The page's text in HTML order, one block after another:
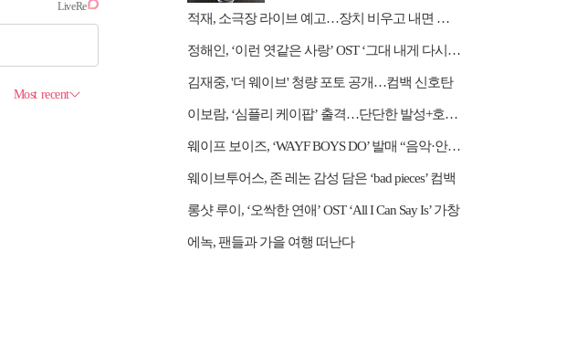
적재, 소극장 라이브 예고…장치 비우고 내면 채운다
정해인, ‘이런 엿같은 사랑’ OST ‘그대 내게 다시’ 리메이크 가창
김재중, '더 웨이브' 청량 포토 공개…컴백 신호탄
이보람, ‘심플리 케이팝’ 출격…단단한 발성+호소력 짙은 음색 무대 압도
웨이프 보이즈, ‘WAYF BOYS DO’ 발매 “음악·안무·비주얼 직접 참여”
웨이브투어스, 존 레논 감성 담은 ‘bad pieces’ 컴백
롱샷 루이, ‘오싹한 연애’ OST ‘All I Can Say Is’ 가창
에녹, 팬들과 가을 여행 떠난다